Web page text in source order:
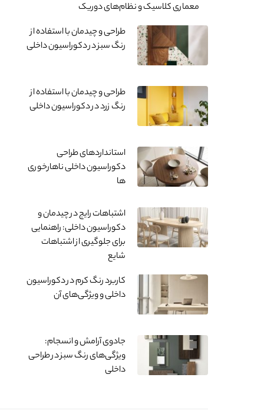
معماری کلاسیک و نظام‌های دوریک
طراحی و چیدمان با استفاده از
رنگ سبز در دکوراسیون داخلی
طراحی و چیدمان با استفاده از
رنگ زرد در دکوراسیون داخلی
استانداردهای طراحی
دکوراسیون داخلی ناهارخوری
ها
اشتباهات رایج در چیدمان و
دکوراسیون داخلی: راهنمایی
برای جلوگیری از اشتباهات
شایع
کاربرد رنگ کرم در دکوراسیون
داخلی و ویژگی‌های آن
جادوی آرامش و انسجام:
ویژگی‌های رنگ سبز در طراحی
داخلی